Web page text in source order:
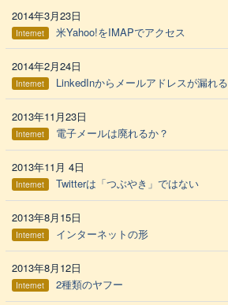
2014年3月23日
Internet 米Yahoo!をIMAPでアクセス
2014年2月24日
Internet LinkedInからメールアドレスが漏れる
2013年11月23日
Internet 電子メールは廃れるか？
2013年11月 4日
Internet Twitterは「つぶやき」ではない
2013年8月15日
Internet インターネットの形
2013年8月12日
Internet 2種類のヤフー